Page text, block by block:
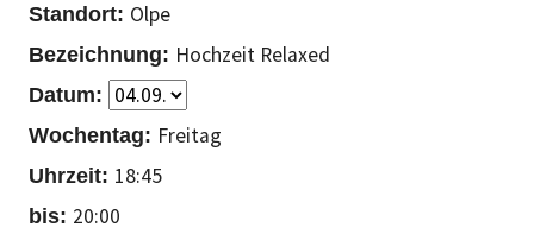
Olpe
Hochzeit Relaxed
Freitag
18:45
20:00